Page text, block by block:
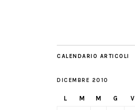
CALENDARIO ARTICOLI
DICEMBRE 2010
L M M G V